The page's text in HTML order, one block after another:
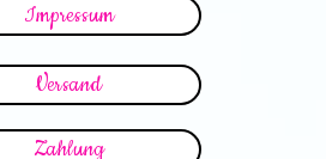
Impressum
Versand
Zahlung